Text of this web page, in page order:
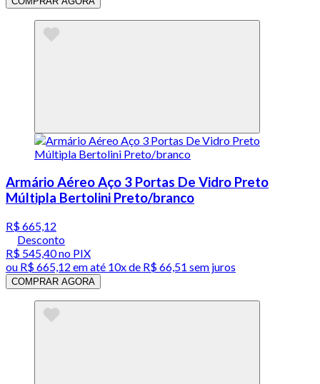
Armário Aéreo Aço 3 Portas De Vidro Preto
Múltipla Bertolini Preto/branco
R$ 665,12
Desconto
R$ 545,40no PIX
ou R$ 665,12 em até 10x de R$ 66,51 sem juros
COMPRAR AGORA